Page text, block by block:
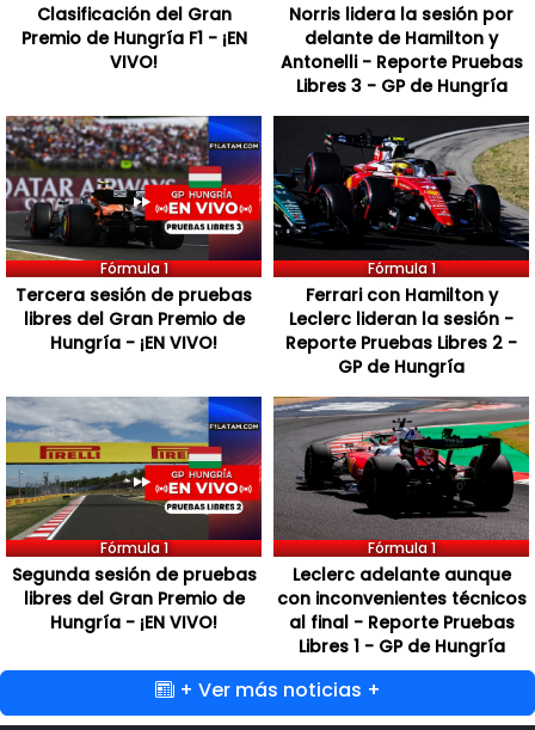
Clasificación del Gran
Premio de Hungría F1 - ¡EN
VIVO!
Norris lidera la sesión por
delante de Hamilton y
Antonelli - Reporte Pruebas
Libres 3 - GP de Hungría
Fórmula 1
Tercera sesión de pruebas
libres del Gran Premio de
Hungría - ¡EN VIVO!
Fórmula 1
Ferrari con Hamilton y
Leclerc lideran la sesión -
Reporte Pruebas Libres 2 -
GP de Hungría
Fórmula 1
Segunda sesión de pruebas
libres del Gran Premio de
Hungría - ¡EN VIVO!
Fórmula 1
Leclerc adelante aunque
con inconvenientes técnicos
al final - Reporte Pruebas
Libres 1 - GP de Hungría
+ Ver más noticias +